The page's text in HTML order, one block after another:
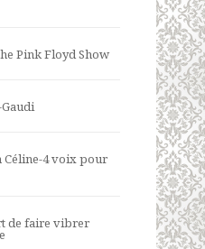
Pink Floyd Show
Céline-4 voix pour
de faire vibrer